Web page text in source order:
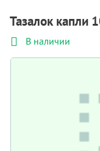
Тазалок капли
В наличии